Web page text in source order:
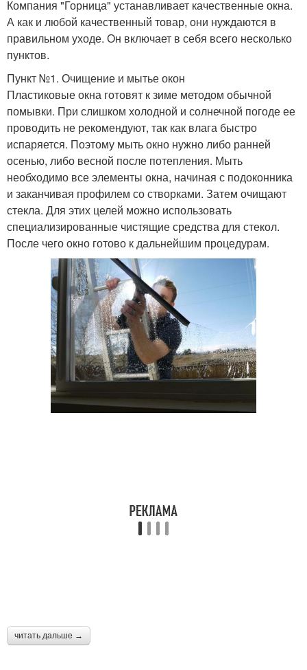
Компания "Горница" устанавливает качественные окна.
А как и любой качественный товар, они нуждаются в
правильном уходе. Он включает в себя всего несколько
пунктов.
Пункт №1. Очищение и мытье окон
Пластиковые окна готовят к зиме методом обычной
помывки. При слишком холодной и солнечной погоде ее
проводить не рекомендуют, так как влага быстро
испаряется. Поэтому мыть окно нужно либо ранней
осенью, либо весной после потепления. Мыть
необходимо все элементы окна, начиная с подоконника
и заканчивая профилем со створками. Затем очищают
стекла. Для этих целей можно использовать
специализированные чистящие средства для стекол.
После чего окно готово к дальнейшим процедурам.
читать дальше →